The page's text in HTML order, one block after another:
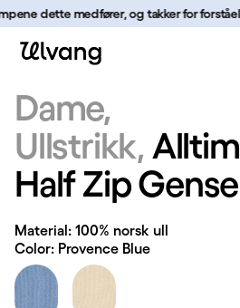
Hopp til innhold
dette medfører, og takker for
Dame
Ullstrikk
Half Zip
Material: 100% norsk ull
Color: Provence Blue